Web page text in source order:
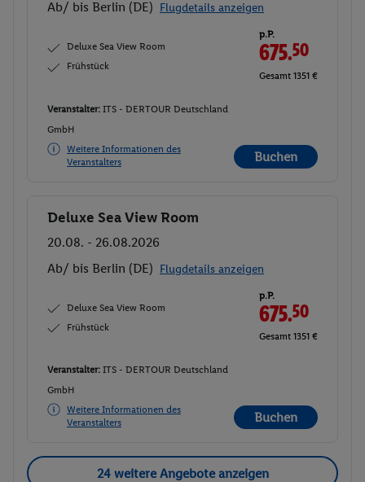
Ab/ bis Berlin (DE) Flugdetails anzeigen
Deluxe Sea View Room
Frühstück
p.P.
675.50
Gesamt 1351 €
Veranstalter: ITS - DERTOUR Deutschland
GmbH
Weitere Informationen des
Veranstalters
Buchen
Buchen
Deluxe Sea View Room
20.08. - 26.08.2026
Ab/ bis Berlin (DE) Flugdetails anzeigen
Deluxe Sea View Room
Frühstück
p.P.
675.50
Gesamt 1351 €
Veranstalter: ITS - DERTOUR Deutschland
GmbH
Weitere Informationen des
Veranstalters
Buchen
24 weitere Angebote anzeigen